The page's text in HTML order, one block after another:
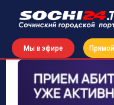
Мы в эфире